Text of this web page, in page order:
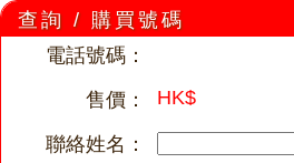
查詢 / 購買號碼
電話號碼：
售價：
HK$
聯絡姓名：